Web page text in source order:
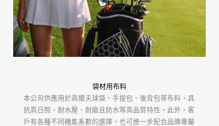
袋材用布料
本公司供應用於高爾夫球袋、手提包、後背包等布料，具
抗高日照、耐水壓、耐磨且防水等高品質特性。此外，客
戶有各種不同機能系數的選擇，也可進一步配合品牌專屬